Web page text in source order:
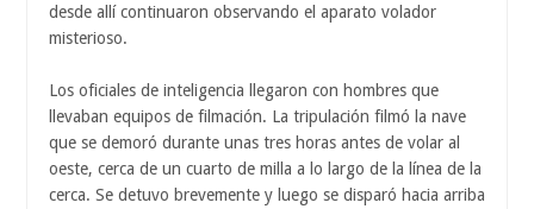
desde allí continuaron observando el aparato volador
misterioso.
Los oficiales de inteligencia llegaron con hombres que
llevaban equipos de filmación. La tripulación filmó la nave
que se demoró durante unas tres horas antes de volar al
oeste, cerca de un cuarto de milla a lo largo de la línea de la
cerca. Se detuvo brevemente y luego se disparó hacia arriba